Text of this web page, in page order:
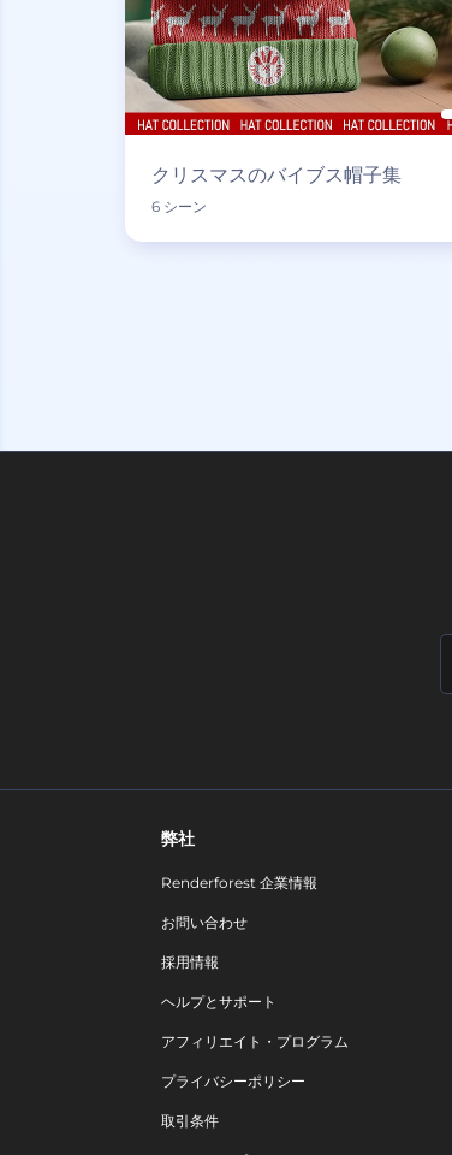
クリスマスのバイブス帽子集
6 シーン
弊社
Renderforest 企業情報
お問い合わせ
採用情報
ヘルプとサポート
アフィリエイト・プログラム
プライバシーポリシー
取引条件